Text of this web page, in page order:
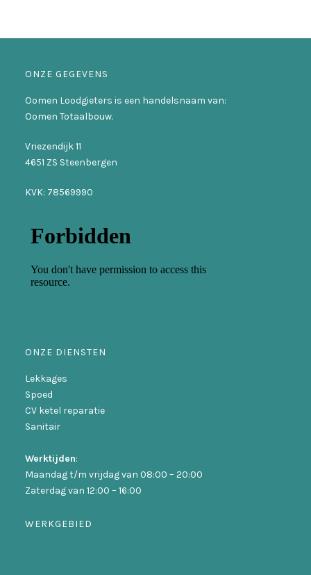
ONZE GEGEVENS
Oomen Loodgieters is een handelsnaam van:
Oomen Totaalbouw.
Vriezendijk 11
4651 ZS Steenbergen
KVK: 78569990
ONZE DIENSTEN
Lekkages
Spoed
CV ketel reparatie
Sanitair
Werktijden:
Maandag t/m vrijdag van 08:00 – 20:00
Zaterdag van 12:00 – 16:00
WERKGEBIED